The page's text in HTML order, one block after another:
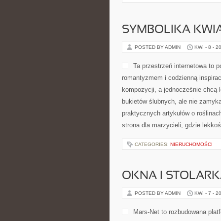
foteli i szeroko rozumianego
Meblarstwie. Strona została
wnętrzarskie […]
CATEGORIES:NIERUCHOMOŚCI
DZIECI I WZROK
POSTED BY ADMIN KWI - 10 -
łączy w sobie charakter bazy